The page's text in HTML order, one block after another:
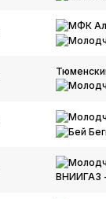
ВНИИГАЗ